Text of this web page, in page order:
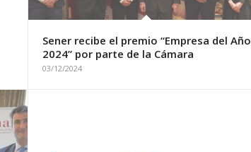
Sener recibe el premio “Empresa del Año
2024” por parte de la Cámara
03/12/2024